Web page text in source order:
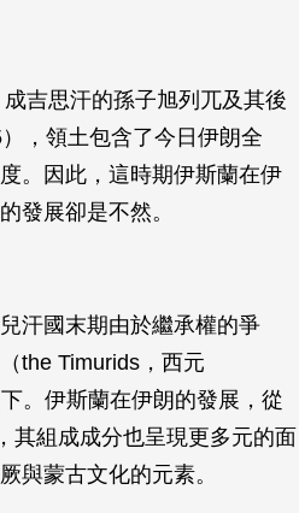
吉思汗的孫子旭列兀及其後
，領土包含了今日伊朗全
。因此，這時期伊斯蘭在伊
發展卻是不然。
汗國末期由於繼承權的爭
the Timurids，西元
。伊斯蘭在伊朗的發展，從
其組成成分也呈現更多元的面
與蒙古文化的元素。